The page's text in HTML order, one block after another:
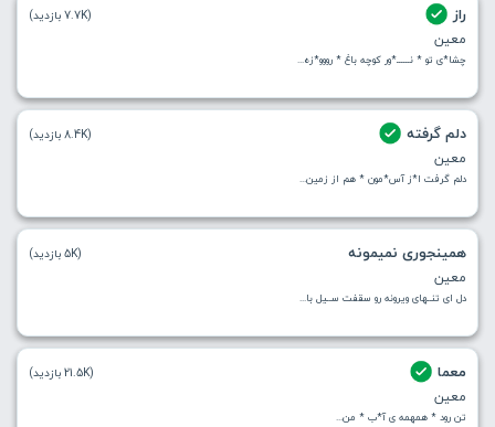
راز
معین
چشا*ی تو * نــــــ*ور کوچه باغ * رووو*زه...
(7.7K بازدید)
دلم گرفته
معین
دلم گرفت ا*ز آس*مون * هم از زمین...
(8.4K بازدید)
همینجوری نمیمونه
معین
دل ای تنــهای ویرونه رو سقفت ســیل با...
(5K بازدید)
معما
معین
تن رود * همهمه ی آ*ب * من...
(21.5K بازدید)